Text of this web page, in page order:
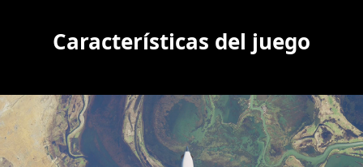
Características del juego